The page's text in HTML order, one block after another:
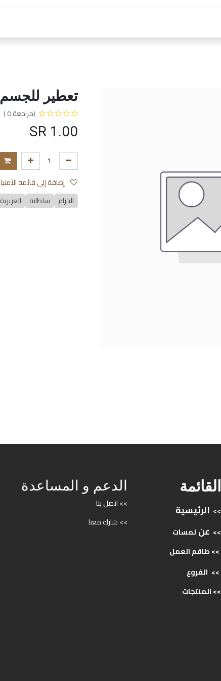
تعطير للجسم
(مراجعة 0 )
1.00
الحزام
سلطانة العزيزية
الدعم و المساعدة
>> اتصل بنا
>> شارك معنا
القائمة
>> الرئيسية
>> عن لمسات
>> طاقمالعمل
>> الفروع
>>المنتجات